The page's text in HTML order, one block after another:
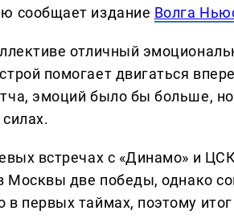
сообщает издание Волга
отличный
помогает двигаться
эмоций было бы больше, но
встречах с «Динамо» и
Москвы две победы, однако
первых таймах, поэтому